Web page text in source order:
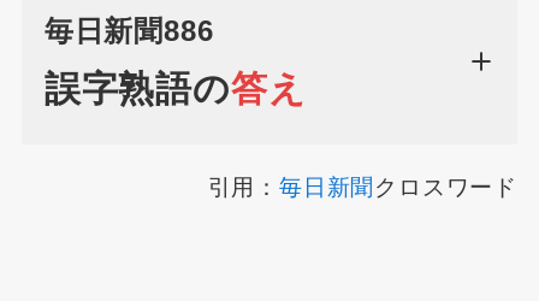
毎日新聞886
誤字熟語の答え
引用：毎日新聞 クロスワード